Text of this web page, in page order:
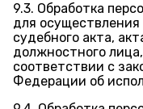
9.3. Обработка
для
судебного акта,
должностного
соответствии с
Федерации об